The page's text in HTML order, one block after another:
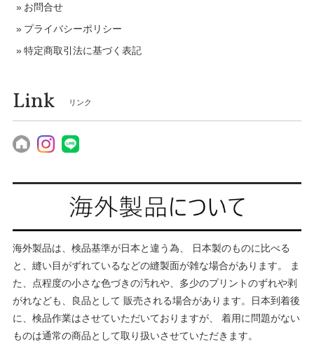
お問合せ
プライバシーポリシー
特定商取引法に基づく表記
Link リンク
海外製品は、検品基準が日本と違う為、 日本製のものに比べる
と、縫い目がずれているなどの縫製面が雑な場合があります。 ま
た、点程度の小さな色づきの汚れや、多少のプリントのずれや剥
がれなども、良品として 販売される場合があります。日本到着後
に、検品作業はさせていただいておりますが、 着用に問題がない
ものは通常の商品として取り扱いさせていただきます。